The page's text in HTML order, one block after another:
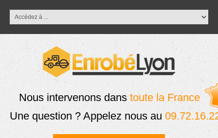
Nous intervenons dans toute la France
Une question ? Appelez nous au